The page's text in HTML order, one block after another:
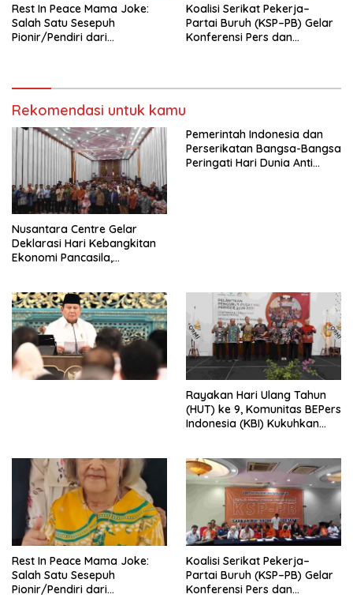
Rest In Peace Mama Joke:
Salah Satu Sesepuh
Pionir/Pendiri dari
Kasih Allah.
Koalisi Serikat Pekerja–
Partai Buruh (KSP–PB) Gelar
Konferensi Pers dan
RUU Ketenagakerjaan Baru.
Rekomendasi untuk kamu
Nusantara Centre Gelar
Deklarasi Hari Kebangkitan
Ekonomi Pancasila,
Penjajahan (Pergolakan
Ekonomi Politik Indonesia) &
Simposium Nasional “Urgensi
Undang-Undang
Perekonomian Nasional dan
Kesejahteraan Sosial dalam
Pemerintah Indonesia dan
Perserikatan Bangsa-Bangsa
Peringati Hari Dunia Anti
Rayakan Hari Ulang Tahun
(HUT) ke 9, Komunitas BEPers
Indonesia (KBI) Kukuhkan
Tema: “Penguatan dan
Pengembangan Organisasi
KBI yang Berbasis Riset di
seluruh Indonesia dan
Mancanegara”.
Rest In Peace Mama Joke:
Salah Satu Sesepuh
Pionir/Pendiri dari
Koalisi Serikat Pekerja–
Partai Buruh (KSP–PB) Gelar
Konferensi Pers dan